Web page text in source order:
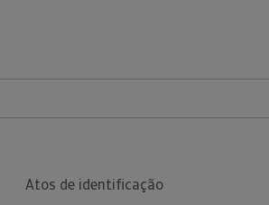
Atos de identificação